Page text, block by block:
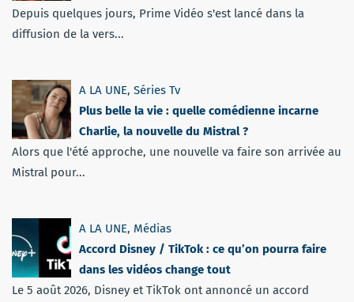
Depuis quelques jours, Prime Vidéo s'est lancé dans la
diffusion de la vers...
A LA UNE, Séries Tv
Plus belle la vie : quelle comédienne incarne
Charlie, la nouvelle du Mistral ?
Alors que l'été approche, une nouvelle va faire son arrivée au
Mistral pour...
A LA UNE, Médias
Accord Disney / TikTok : ce qu’on pourra faire
dans les vidéos change tout
Le 5 août 2026, Disney et TikTok ont annoncé un accord